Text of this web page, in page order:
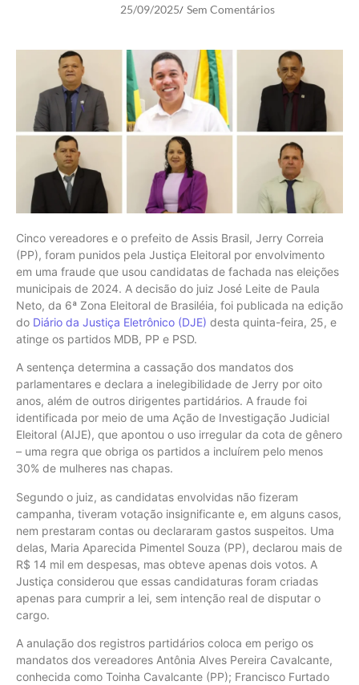
25/09/2025/ Sem Comentários
Cinco vereadores e o prefeito de Assis Brasil, Jerry Correia
(PP), foram punidos pela Justiça Eleitoral por envolvimento
em uma fraude que usou candidatas de fachada nas eleições
municipais de 2024. A decisão do juiz José Leite de Paula
Neto, da 6ª Zona Eleitoral de Brasiléia, foi publicada na edição
do Diário da Justiça Eletrônico (DJE) desta quinta-feira, 25, e
atinge os partidos MDB, PP e PSD.
A sentença determina a cassação dos mandatos dos
parlamentares e declara a inelegibilidade de Jerry por oito
anos, além de outros dirigentes partidários. A fraude foi
identificada por meio de uma Ação de Investigação Judicial
Eleitoral (AIJE), que apontou o uso irregular da cota de gênero
– uma regra que obriga os partidos a incluírem pelo menos
30% de mulheres nas chapas.
Segundo o juiz, as candidatas envolvidas não fizeram
campanha, tiveram votação insignificante e, em alguns casos,
nem prestaram contas ou declararam gastos suspeitos. Uma
delas, Maria Aparecida Pimentel Souza (PP), declarou mais de
R$ 14 mil em despesas, mas obteve apenas dois votos. A
Justiça considerou que essas candidaturas foram criadas
apenas para cumprir a lei, sem intenção real de disputar o
cargo.
A anulação dos registros partidários coloca em perigo os
mandatos dos vereadores Antônia Alves Pereira Cavalcante,
conhecida como Toinha Cavalcante (PP); Francisco Furtado